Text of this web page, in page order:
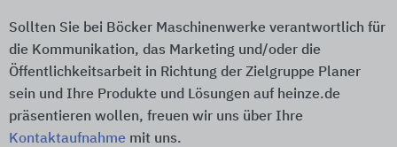
Sollten Sie bei Böcker Maschinenwerke verantwortlich für
die Kommunikation, das Marketing und/oder die
Öffentlichkeitsarbeit in Richtung der Zielgruppe Planer
sein und Ihre Produkte und Lösungen auf heinze.de
präsentieren wollen, freuen wir uns über Ihre
Kontaktaufnahme mit uns.